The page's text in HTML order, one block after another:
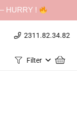
HURRY !
2311.82.34.82
Filter